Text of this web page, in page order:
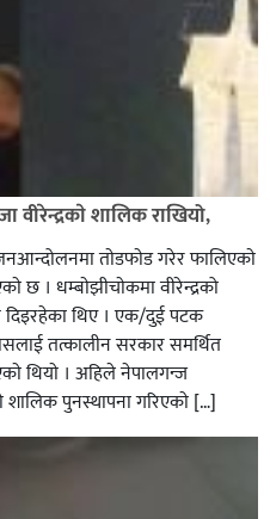
वीरेन्द्रकाे शालिक राखियो,
ताेडफाेड गरेर फालिएकाे
छ । धम्बाेझीचाेकमा वीरेन्द्रको
दिइरहेका थिए । एक/दुई पटक
तत्कालीन सरकार समर्थित
थियाे । अहिले नेपालगन्ज
शालिक पुनस्थापना गरिएकाे […]